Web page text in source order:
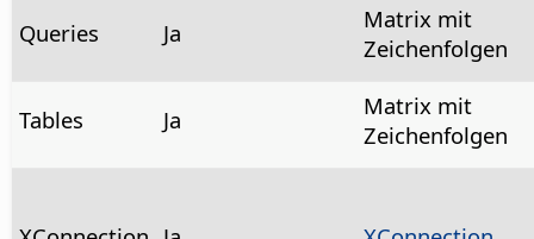
Queries Ja
Matrix mit
Zeichenfolgen
Tables Ja
Matrix mit
Zeichenfolgen